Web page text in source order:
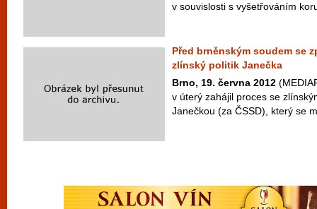
v souvislosti s vyšetřováním
Před brněnským soudem se
zlínský politik Janečka
Brno, 19. června 2012
v úterý zahájil proces se
Janečkou (za ČSSD), který se